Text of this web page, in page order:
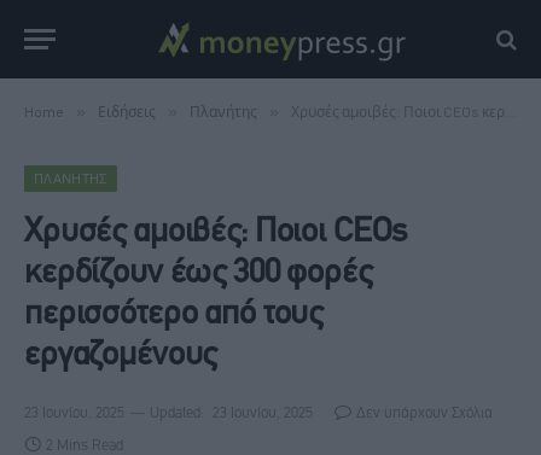
Home Ειδήσεις Πλανήτης Χρυσές αμοιβές: Ποιοι CEOs κερδίζουν έως 300 φορές περισσότερο από τους εργαζομένους
ΠΛΑΝΉΤΗΣ
Χρυσές αμοιβές: Ποιοι CEOs
κερδίζουν έως 300 φορές
περισσότερο από τους
εργαζομένους
23 Ιουνίου, 2025 Updated: 23 Ιουνίου, 2025 Δεν υπάρχουν Σχόλια
2 Mins Read